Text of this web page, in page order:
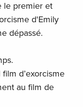
le premier et
d'Emily
dépassé.
d’exorcisme
au film de